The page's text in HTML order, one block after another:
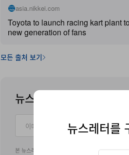
asia.nikkei.com
Toyota to launch racing kart plant
new generation of fans
모든 출처 보기
뉴스레터를 구독해 최신
본 뉴스레터 구독 신청에 따라 자사의 개인정보수집
뉴스레터를